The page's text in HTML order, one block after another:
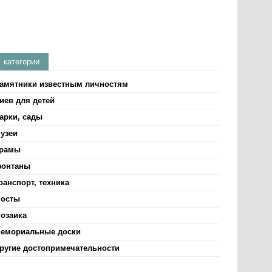
категории
известным личностям
для детей
сады
техника
доски
достопримечательности